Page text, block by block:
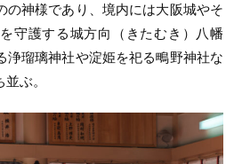
の神様であり、境内には大阪城やそ
守護する城方向（きたむき）八幡
浄瑠璃神社や淀姫を祀る鴫野神社な
ぶ。